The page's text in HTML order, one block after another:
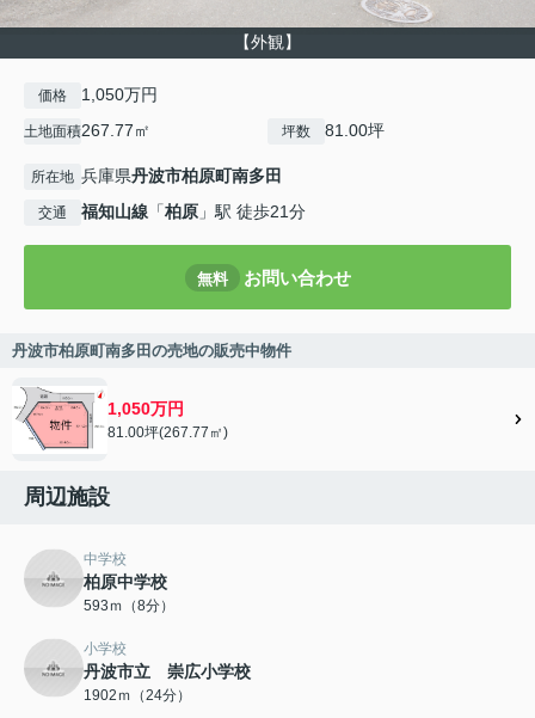
【外観】
価格 1,050万円
土地面積267.77㎡ 坪数 81.00坪
所在地 兵庫県丹波市柏原町南多田
交通 福知山線 「柏原 」駅 徒歩21分
無料 お問い合わせ
丹波市柏原町南多田の売地の販売中物件
1,050万円
81.00坪(267.77㎡)
周辺施設
中学校
柏原中学校
593ｍ（8分）
小学校
丹波市立 崇広小学校
1902ｍ（24分）